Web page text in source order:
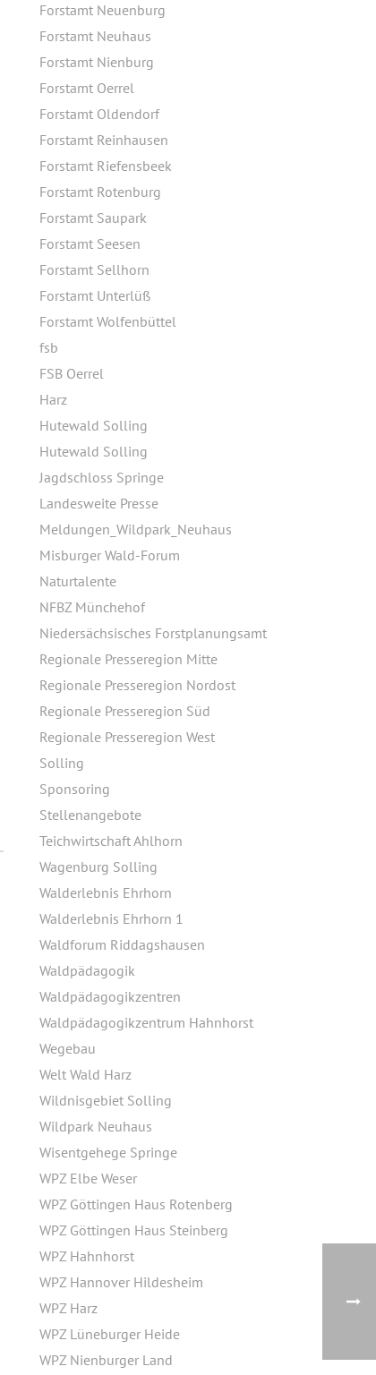
Forstamt Neuenburg
Forstamt Neuhaus
Forstamt Nienburg
Forstamt Oerrel
Forstamt Oldendorf
Forstamt Reinhausen
Forstamt Riefensbeek
Forstamt Rotenburg
Forstamt Saupark
Forstamt Seesen
Forstamt Sellhorn
Forstamt Unterlüß
Forstamt Wolfenbüttel
fsb
FSB Oerrel
Harz
Hutewald Solling
Hutewald Solling
Jagdschloss Springe
Landesweite Presse
Meldungen_Wildpark_Neuhaus
Misburger Wald-Forum
Naturtalente
NFBZ Münchehof
Niedersächsisches Forstplanungsamt
Regionale Presseregion Mitte
Regionale Presseregion Nordost
Regionale Presseregion Süd
Regionale Presseregion West
Solling
Sponsoring
Stellenangebote
Teichwirtschaft Ahlhorn
Wagenburg Solling
Walderlebnis Ehrhorn
Walderlebnis Ehrhorn 1
Waldforum Riddagshausen
Waldpädagogik
Waldpädagogikzentren
Waldpädagogikzentrum Hahnhorst
Wegebau
Welt Wald Harz
Wildnisgebiet Solling
Wildpark Neuhaus
Wisentgehege Springe
WPZ Elbe Weser
WPZ Göttingen Haus Rotenberg
WPZ Göttingen Haus Steinberg
WPZ Hahnhorst
WPZ Hannover Hildesheim
WPZ Harz
WPZ Lüneburger Heide
WPZ Nienburger Land